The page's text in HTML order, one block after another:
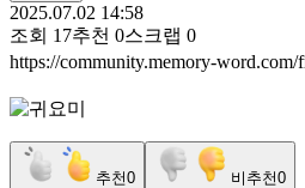
2025.07.02 14:58
조회 17추천 0스크랩 0
https://community.memory-word.com/
추천0 비추천0